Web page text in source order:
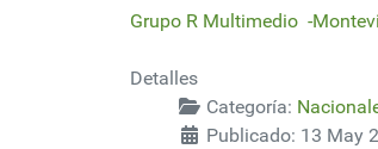
Grupo R Multimedio -
Detalles
Categoría:
Publicado: 13 May